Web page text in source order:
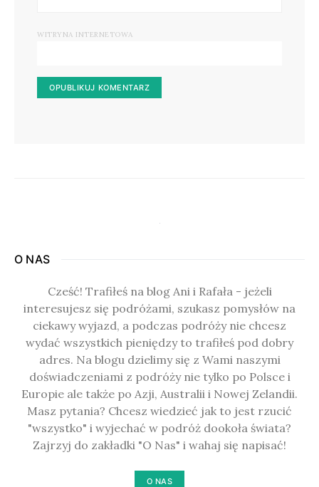
WITRYNA INTERNETOWA
O NAS
Cześć! Trafiłeś na blog Ani i Rafała - jeżeli
interesujesz się podróżami, szukasz pomysłów na
ciekawy wyjazd, a podczas podróży nie chcesz
wydać wszystkich pieniędzy to trafiłeś pod dobry
adres. Na blogu dzielimy się z Wami naszymi
doświadczeniami z podróży nie tylko po Polsce i
Europie ale także po Azji, Australii i Nowej Zelandii.
Masz pytania? Chcesz wiedzieć jak to jest rzucić
"wszystko" i wyjechać w podróż dookoła świata?
Zajrzyj do zakładki "O Nas" i wahaj się napisać!
O NAS